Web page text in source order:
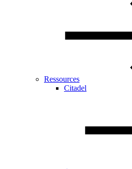
Ressources
Citadel